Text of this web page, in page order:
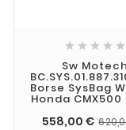
    
Sw Motech
Borse SysBag
Honda CMX500
558,00 €